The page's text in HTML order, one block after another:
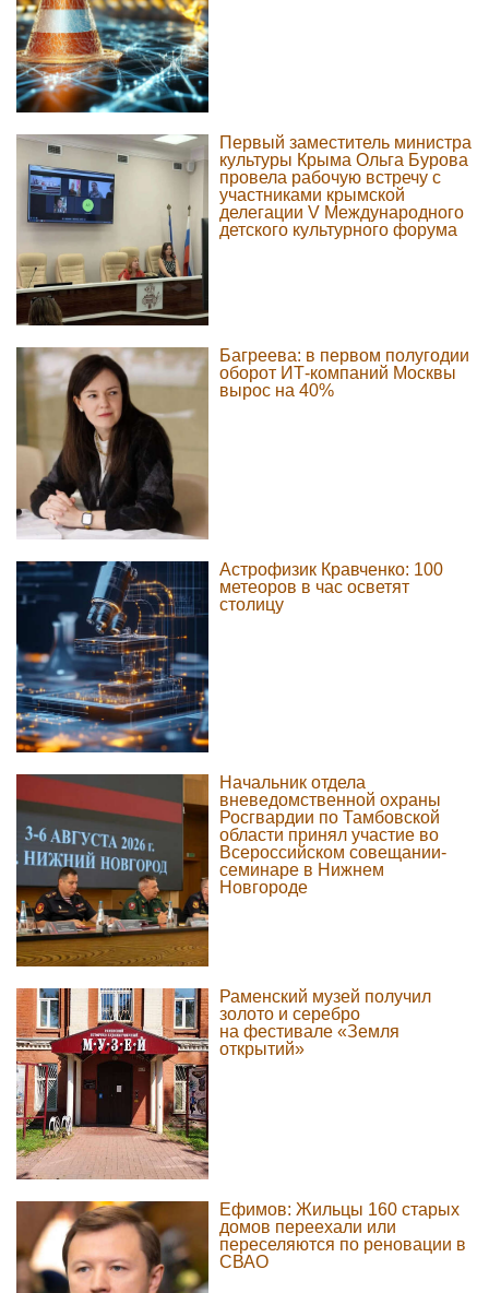
Первый заместитель министра
культуры Крыма Ольга Бурова
провела рабочую встречу с
участниками крымской
делегации V Международного
детского культурного форума
Багреева: в первом полугодии
оборот ИТ-компаний Москвы
вырос на 40%
Астрофизик Кравченко: 100
метеоров в час осветят
столицу
Начальник отдела
вневедомственной охраны
Росгвардии по Тамбовской
области принял участие во
Всероссийском совещании-
семинаре в Нижнем
Новгороде
Раменский музей получил
золото и серебро
на фестивале «Земля
открытий»
Ефимов: Жильцы 160 старых
домов переехали или
переселяются по реновации в
СВАО